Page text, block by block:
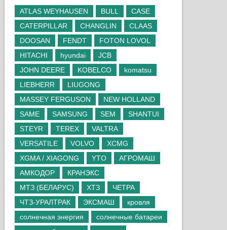
ATLAS WEYHAUSEN BULL
CASE
CATERPILLAR
CHANGLIN
CLAAS
DOOSAN
FENDT
FOTON LOVOL
HITACHI
hyundai
JCB
JOHN DEERE
KOBELCO
komatsu
LIEBHERR
LIUGONG
MASSEY FERGUSON
NEW HOLLAND
SAME
SAMSUNG SEM
SHANTUI
STEYR
TEREX
VALTRA
VERSATILE
VOLVO
XCMG
XGMA / XIAGONG
YTO
АГРОМАШ
АМКОДОР
КРАНЭКС
МТЗ (БЕЛАРУС)
ХТЗ
ЧЕТРА
ЧТЗ-УРАЛТРАК
ЭКСМАШ
кровля
солнечная энергия
солнечные батареи